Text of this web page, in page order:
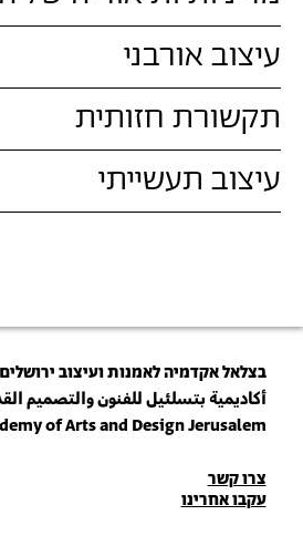
עיצוב אורבני
תקשורת חזותית
עיצוב תעשייתי
בצלאל אקדמיה לאמנות ועיצוב ירושלים
أكاديمية بتسلئيل للفنون والتصميم
of Arts and Design Jerusalem
פרטי
יצירת
צרו קשר
עקבו אחרינו